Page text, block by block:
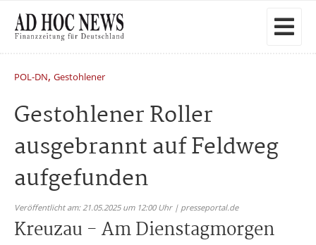
POL-DN, Gestohlener
Gestohlener Roller
ausgebrannt auf Feldweg
aufgefunden
Veröffentlicht am: 21.05.2025 um 12:00 Uhr | presseportal.de
Kreuzau - Am Dienstagmorgen